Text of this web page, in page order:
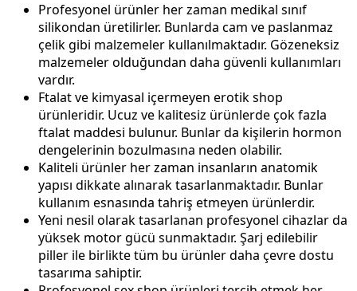
Profesyonel ürünler her zaman medikal sınıf
silikondan üretilirler. Bunlarda cam ve paslanmaz
çelik gibi malzemeler kullanılmaktadır. Gözeneksiz
malzemeler olduğundan daha güvenli kullanımları
vardır.
Ftalat ve kimyasal içermeyen erotik shop
ürünleridir. Ucuz ve kalitesiz ürünlerde çok fazla
ftalat maddesi bulunur. Bunlar da kişilerin hormon
dengelerinin bozulmasına neden olabilir.
Kaliteli ürünler her zaman insanların anatomik
yapısı dikkate alınarak tasarlanmaktadır. Bunlar
kullanım esnasında tahriş etmeyen ürünlerdir.
Yeni nesil olarak tasarlanan profesyonel cihazlar da
yüksek motor gücü sunmaktadır. Şarj edilebilir
piller ile birlikte tüm bu ürünler daha çevre dostu
tasarıma sahiptir.